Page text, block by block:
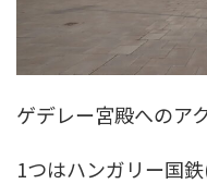
ゲデレー宮殿へのア
1つはハンガリー国